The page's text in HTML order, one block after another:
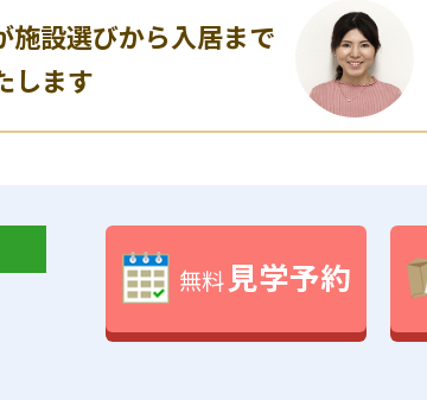
施設選びから入居まで
します
無料 見学予約